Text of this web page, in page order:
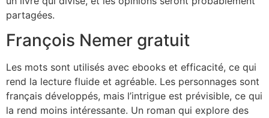
partagées.
François Nemer gratuit
Les mots sont utilisés avec ebooks et efficacité, ce qui
rend la lecture fluide et agréable. Les personnages sont
français développés, mais l’intrigue est prévisible, ce qui
la rend moins intéressante. Un roman qui explore des